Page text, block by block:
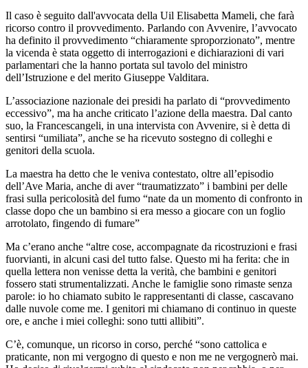
Il caso è seguito dall'avvocata della Uil Elisabetta Mameli, che farà
ricorso contro il provvedimento. Parlando con Avvenire, l’avvocato
ha definito il provvedimento “chiaramente sproporzionato”, mentre
la vicenda è stata oggetto di interrogazioni e dichiarazioni di vari
parlamentari che la hanno portata sul tavolo del ministro
dell’Istruzione e del merito Giuseppe Valditara.
L’associazione nazionale dei presidi ha parlato di “provvedimento
eccessivo”, ma ha anche criticato l’azione della maestra. Dal canto
suo, la Francescangeli, in una intervista con Avvenire, si è detta di
sentirsi “umiliata”, anche se ha ricevuto sostegno di colleghi e
genitori della scuola.
La maestra ha detto che le veniva contestato, oltre all’episodio
dell’Ave Maria, anche di aver “traumatizzato” i bambini per delle
frasi sulla pericolosità del fumo “nate da un momento di confronto in
classe dopo che un bambino si era messo a giocare con un foglio
arrotolato, fingendo di fumare”
Ma c’erano anche “altre cose, accompagnate da ricostruzioni e frasi
fuorvianti, in alcuni casi del tutto false. Questo mi ha ferita: che in
quella lettera non venisse detta la verità, che bambini e genitori
fossero stati strumentalizzati. Anche le famiglie sono rimaste senza
parole: io ho chiamato subito le rappresentanti di classe, cascavano
dalle nuvole come me. I genitori mi chiamano di continuo in queste
ore, e anche i miei colleghi: sono tutti allibiti”.
C’è, comunque, un ricorso in corso, perché “sono cattolica e
praticante, non mi vergogno di questo e non me ne vergognerò mai.